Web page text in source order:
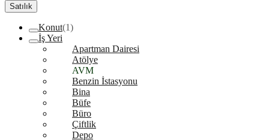
Satılık
Konut(1)
İş Yeri
Apartman Dairesi
Atölye
AVM
Benzin İstasyonu
Bina
Büfe
Büro
Çiftlik
Depo